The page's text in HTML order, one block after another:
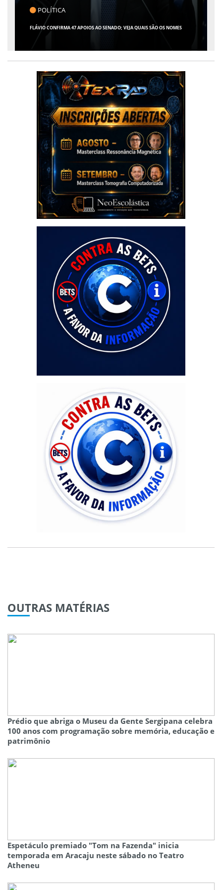
GIRO POR SERGIPE, BRASIL E MUNDO - 07 DE AGOSTO DE 2026
OUTRAS MATÉRIAS
Prédio que abriga o Museu da Gente Sergipana celebra
100 anos com programação sobre memória, educação e
patrimônio
Espetáculo premiado "Tom na Fazenda" inicia
temporada em Aracaju neste sábado no Teatro
Atheneu